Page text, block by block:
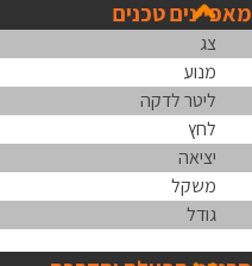
מאפיינים טכנים
צג
מנוע
ליטר לדקה
לחץ
יציאה
משקל
גודל